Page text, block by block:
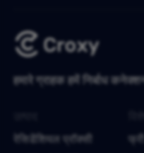
हमारे ग्राहक हमें निर्बाध
रेसिडेंशियल प्रॉक्सी